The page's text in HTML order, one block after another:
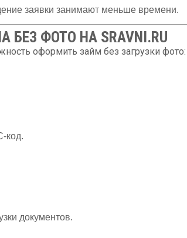
заявки занимают меньше времени.
ФОТО НА SRAVNI.RU
оформить займ без загрузки фото:
код.
документов.